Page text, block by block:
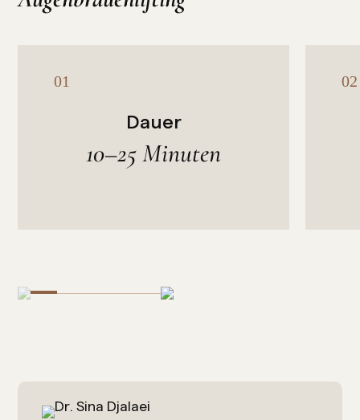
Dauer
10–25 Minuten